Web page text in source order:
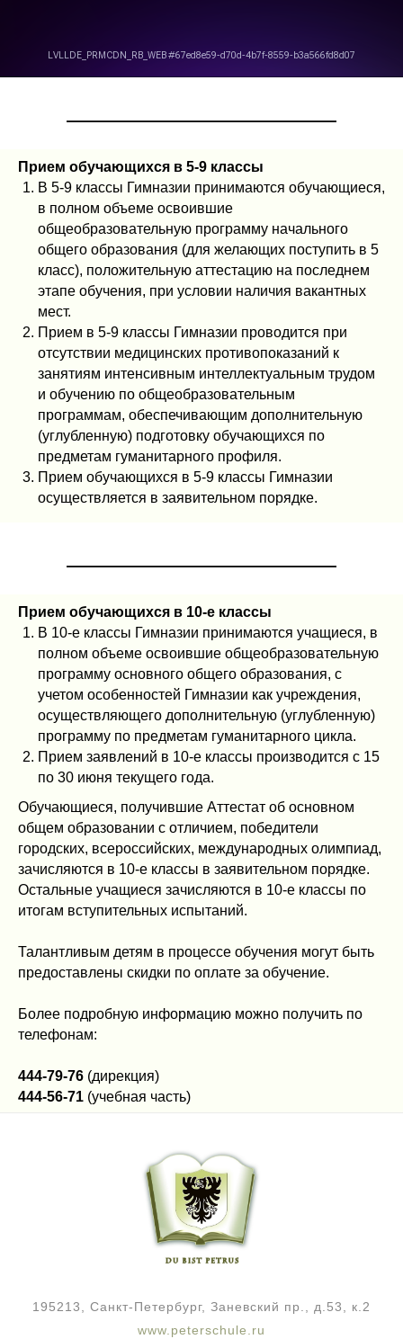
Прием обучающихся в 5-9 классы
В 5-9 классы Гимназии принимаются обучающиеся,
в полном объеме освоившие
общеобразовательную программу начального
общего образования (для желающих поступить в 5
класс), положительную аттестацию на последнем
этапе обучения, при условии наличия вакантных
мест.
Прием в 5-9 классы Гимназии проводится при
отсутствии медицинских противопоказаний к
занятиям интенсивным интеллектуальным трудом
и обучению по общеобразовательным
программам, обеспечивающим дополнительную
(углубленную) подготовку обучающихся по
предметам гуманитарного профиля.
Прием обучающихся в 5-9 классы Гимназии
осуществляется в заявительном порядке.
Прием обучающихся в 10-е классы
В 10-е классы Гимназии принимаются учащиеся, в
полном объеме освоившие общеобразовательную
программу основного общего образования, с
учетом особенностей Гимназии как учреждения,
осуществляющего дополнительную (углубленную)
программу по предметам гуманитарного цикла.
Прием заявлений в 10-е классы производится с 15
по 30 июня текущего года.
Обучающиеся, получившие Аттестат об основном
общем образовании с отличием, победители
городских, всероссийских, международных олимпиад,
зачисляются в 10-е классы в заявительном порядке.
Остальные учащиеся зачисляются в 10-е классы по
итогам вступительных испытаний.
Талантливым детям в процессе обучения могут быть
предоставлены скидки по оплате за обучение.
Более подробную информацию можно получить по
телефонам:
444-79-76 (дирекция)
444-56-71 (учебная часть)
195213, Санкт-Петербург, Заневский пр., д.53, к.2
www.peterschule.ru